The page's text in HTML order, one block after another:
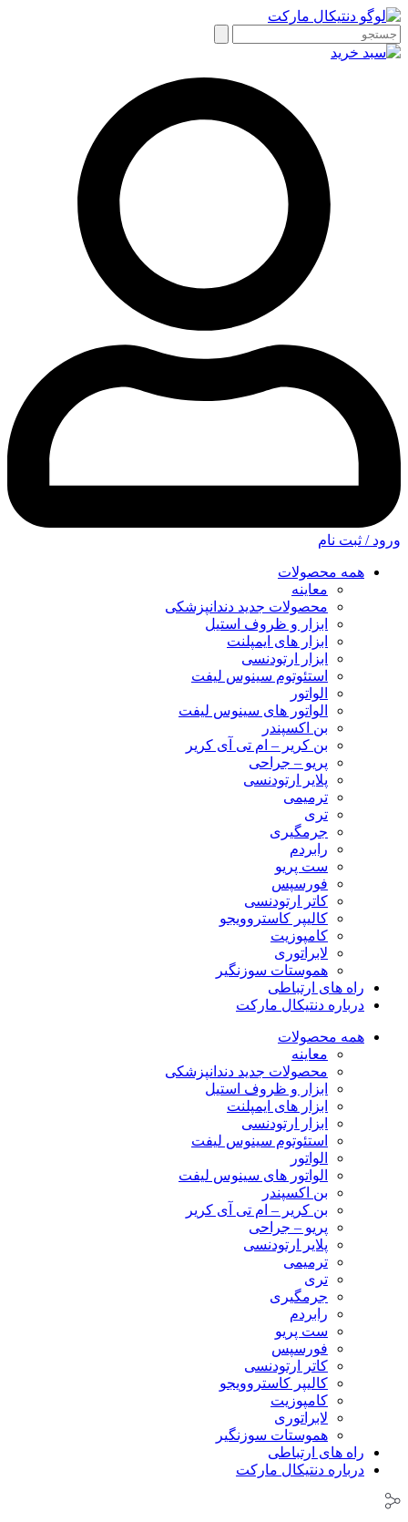
ورود / ثبت نام
همه محصولات
معاینه
محصولات جدید دندانپزشکی
ابزار و ظروف استیل
ابزار های ایمپلنت
ابزار ارتودنسی
استئوتوم سینوس لیفت
الواتور
الواتور های سینوس لیفت
بن اکسپندر
بن کریر – ام تی آی کریر
پریو – جراحی
پلایر ارتودنسی
ترمیمی
تری
جرمگیری
رابردم
ست پریو
فورسپس
کاتر ارتودنسی
کالیپر کاستروویجو
کامپوزیت
لابراتوری
هموستات سوزنگیر
راه های ارتباطی
درباره دنتیکال مارکت
همه محصولات
معاینه
محصولات جدید دندانپزشکی
ابزار و ظروف استیل
ابزار های ایمپلنت
ابزار ارتودنسی
استئوتوم سینوس لیفت
الواتور
الواتور های سینوس لیفت
بن اکسپندر
بن کریر – ام تی آی کریر
پریو – جراحی
پلایر ارتودنسی
ترمیمی
تری
جرمگیری
رابردم
ست پریو
فورسپس
کاتر ارتودنسی
کالیپر کاستروویجو
کامپوزیت
لابراتوری
هموستات سوزنگیر
راه های ارتباطی
درباره دنتیکال مارکت